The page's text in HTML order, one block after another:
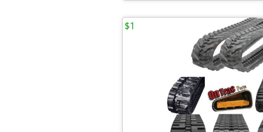
$1